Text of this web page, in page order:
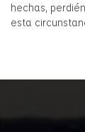
hechas,
esta